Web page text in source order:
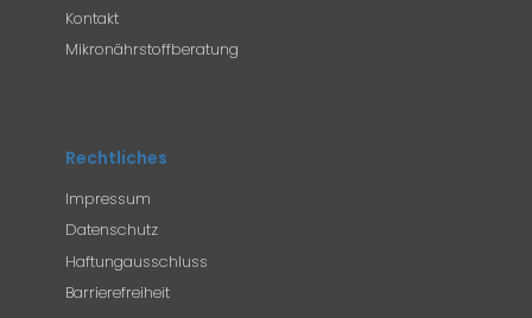
Kontakt
Mikronährstoffberatung
Rechtliches
Impressum
Datenschutz
Haftungausschluss
Barrierefreiheit